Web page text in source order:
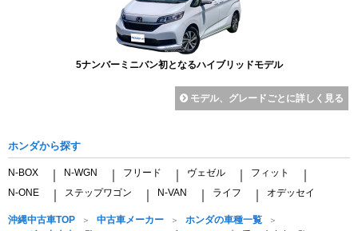
5ナンバーミニバン初となるハイブリッドモデル
モデル、グレードごとに詳しく見る
ホンダから探す
N-BOX N-WGN フリード ヴェゼル フィット
N-ONE ステップワゴン N-VAN ライフ オデッセイ
沖縄中古車TOP 中古車メーカー
ホンダの車種一覧